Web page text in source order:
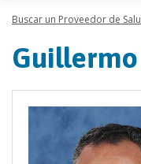
Buscar un Proveedor de